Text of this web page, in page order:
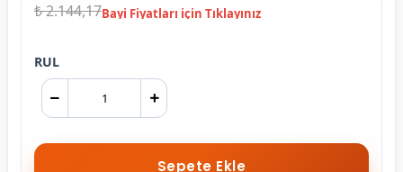
₺ 2.144,17
RUL